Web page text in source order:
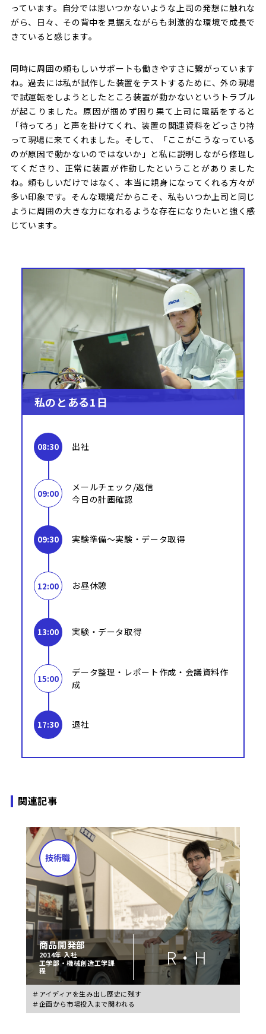
っています。自分では思いつかないような上司の発想に触れな
がら、日々、その背中を見据えながらも刺激的な環境で成長で
きていると感じます。
同時に周囲の頼もしいサポートも働きやすさに繋がっています
ね。過去には私が試作した装置をテストするために、外の現場
で試運転をしようとしたところ装置が動かないというトラブル
が起こりました。原因が掴めず困り果て上司に電話をすると
「待ってろ」と声を掛けてくれ、装置の関連資料をどっさり持
って現場に来てくれました。そして、「ここがこうなっている
のが原因で動かないのではないか」と私に説明しながら修理し
てくださり、正常に装置が作動したということがありました
ね。頼もしいだけではなく、本当に親身になってくれる方々が
多い印象です。そんな環境だからこそ、私もいつか上司と同じ
ように周囲の大きな力になれるような存在になりたいと強く感
じています。
私のとある1日
08:30 出社
09:00
メールチェック/返信
今日の計画確認
09:30 実験準備〜実験・データ取得
12:00 お昼休憩
13:00 実験・データ取得
15:00
データ整理・レポート作成・会議資料作
成
17:30 退社
関連記事
商品開発部
2014年 入社
工学部・機械創造工学課
程
R・H
＃アイディアを生み出し歴史に残す
＃企画から市場投入まで関われる